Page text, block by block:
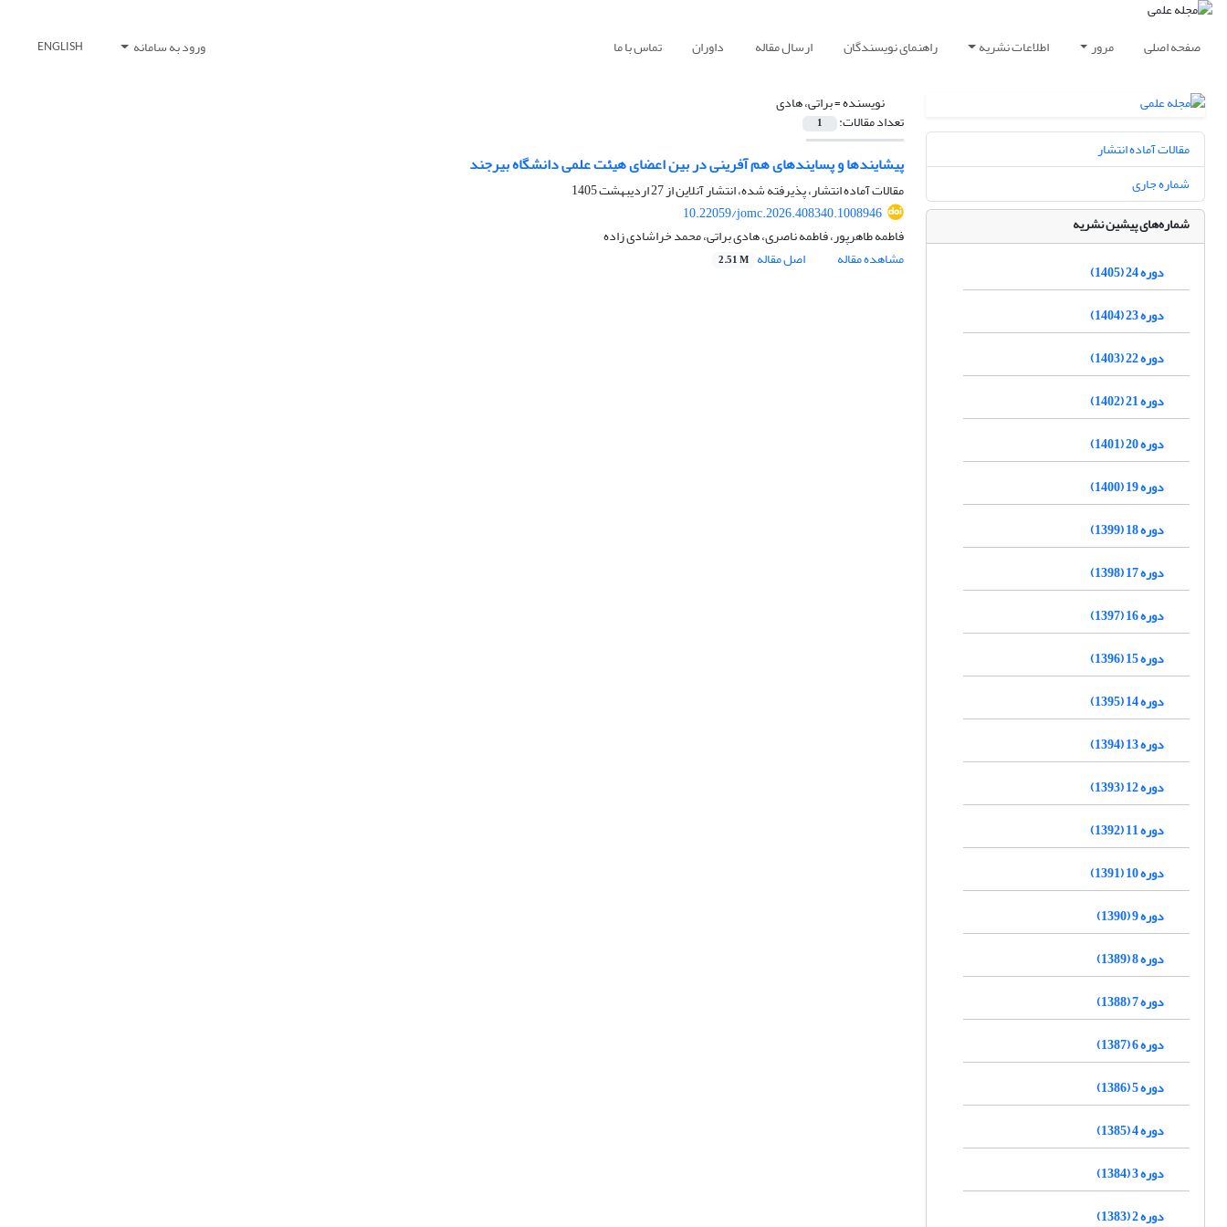
صفحه اصلی مرور اطلاعات نشریه راهنمای نویسندگان ارسال مقاله داوران تماس با ما ورود به سامانه ENGLISH
نویسنده =براتی، هادی
تعداد مقالات: 1
پیشایندها و پسایندهای هم آفرینی در بین اعضای هیئت علمی دانشگاه بیرجند
مقالات آماده انتشار، پذیرفته شده، انتشار آنلاین از27 اردیبهشت 1405
10.22059/jomc.2026.408340.1008946
فاطمه طاهرپور، فاطمه ناصری، هادی براتی، محمد خراشادی زاده
مشاهده مقاله
اصل مقاله 2.51 M
مقالات آماده انتشار
شماره جاری
شماره‌های پیشین نشریه
دوره 24 (1405)
دوره 23 (1404)
دوره 22 (1403)
دوره 21 (1402)
دوره 20 (1401)
دوره 19 (1400)
دوره 18 (1399)
دوره 17 (1398)
دوره 16 (1397)
دوره 15 (1396)
دوره 14 (1395)
دوره 13 (1394)
دوره 12 (1393)
دوره 11 (1392)
دوره 10 (1391)
دوره 9 (1390)
دوره 8 (1389)
دوره 7 (1388)
دوره 6 (1387)
دوره 5 (1386)
دوره 4 (1385)
دوره 3 (1384)
دوره 2 (1383)